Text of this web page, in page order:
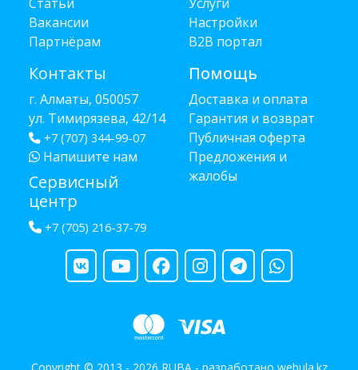
Вакансии
Партнёрам
Контакты
г. Алматы, 050057
ул. Тимирязева, 42/14
+7 (707) 344-99-07
Напишите нам
Сервисный
центр
+7 (705) 216-37-79
Настройки
B2B портал
Помощь
Доставка и оплата
Гарантия и возврат
Публичная оферта
Предложения и
жалобы
Copyright © 2013 - 2026 RUBA - разработано webula.kz